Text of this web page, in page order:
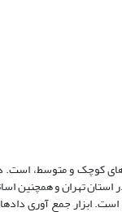
کوچک و متوسط، است.
مستقر در استان تهران و
ابزار جمع آوری